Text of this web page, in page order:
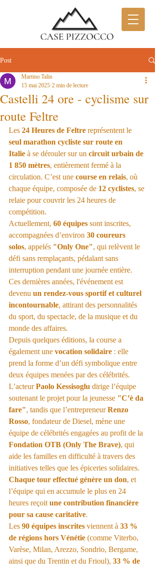
Post
Castelli 24 ore - cyclisme sur
route Feltre
Martino Talin
15 mai 2025 2 min de lecture
Les 24 Heures de Feltre représentent le
seul marathon cycliste sur route en
Italie à se dérouler sur un circuit urbain de
1 850 mètres, entièrement fermé à la
circulation. C’est une course en relais, où
chaque équipe, composée de 12 cyclistes, se
relaie pour couvrir les 24 heures de
compétition.
Actuellement, 60 équipes sont inscrites,
accompagnées d’environ 30 coureurs
solos, appelés "Only One", qui relèvent le
défi sans remplaçants, pédalant sans
interruption pendant une journée entière.
Ces dernières années, l'événement est
devenu un rendez-vous sportif et culturel
incontournable, attirant des personnalités
du sport, du spectacle, de la musique et du
monde des affaires.
Depuis quelques éditions, la course a
également une vocation solidaire : elle
prend la forme d’un défi symbolique entre
deux équipes menées par des célébrités.
L’acteur Paolo Kessisoglu dirige l’équipe
soutenant le projet pour la jeunesse "C’è da
fare", tandis que l’entrepreneur Renzo
Rosso, fondateur de Diesel, mène une
équipe de célébrités engagées au profit de la
Fondation OTB (Only The Brave), qui
aide les familles en difficulté à travers des
initiatives telles que les épiceries solidaires.
Chaque tour effectué génère un don, et
l’équipe qui en accumule le plus en 24
heures reçoit une contribution financière
pour sa cause caritative.
Les 90 équipes inscrites viennent à 33 %
de régions hors Vénétie (comme Viterbo,
Varèse, Milan, Arezzo, Sondrio, Bergame,
ainsi que du Trentin et du Frioul), 33 % de